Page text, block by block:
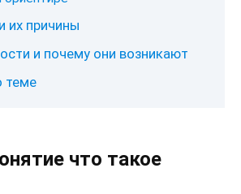
их причины
и почему они возникают
теме
что такое